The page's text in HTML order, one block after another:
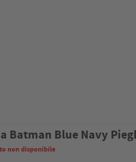
Batman Blue Navy
non disponibile